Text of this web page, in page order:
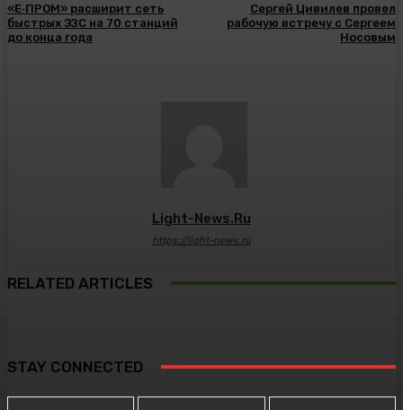
«Е‑ПРОМ» расширит сеть
быстрых ЭЗС на 70 станций
до конца года
Сергей Цивилев провел
рабочую встречу с Сергеем
Носовым
Light-News.ru
https://light-news.ru
RELATED ARTICLES
STAY CONNECTED